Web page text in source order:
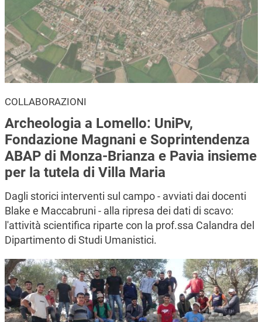
COLLABORAZIONI
Archeologia a Lomello: UniPv,
Fondazione Magnani e Soprintendenza
ABAP di Monza-Brianza e Pavia insieme
per la tutela di Villa Maria
Dagli storici interventi sul campo - avviati dai docenti
Blake e Maccabruni - alla ripresa dei dati di scavo:
l'attività scientifica riparte con la prof.ssa Calandra del
Dipartimento di Studi Umanistici.